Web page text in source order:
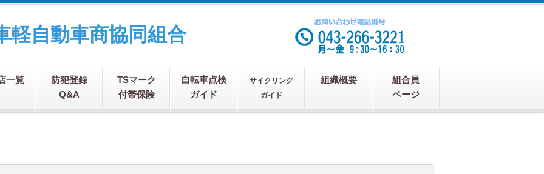
軽自動車商協同組合
一覧
防犯登録
Q&A
TSマーク
付帯保険
自転車点検
ガイド
サイクリング
ガイド
組織概要
組合員
ページ